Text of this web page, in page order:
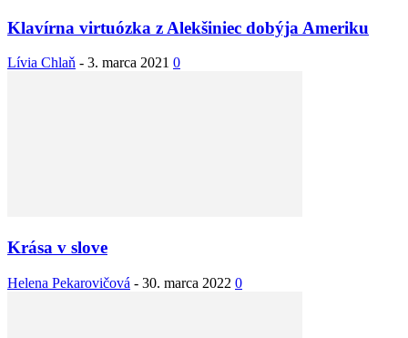
Klavírna virtuózka z Alekšiniec dobýja Ameriku
Lívia Chlaň - 3. marca 2021 0
Krása v slove
Helena Pekarovičová - 30. marca 2022 0